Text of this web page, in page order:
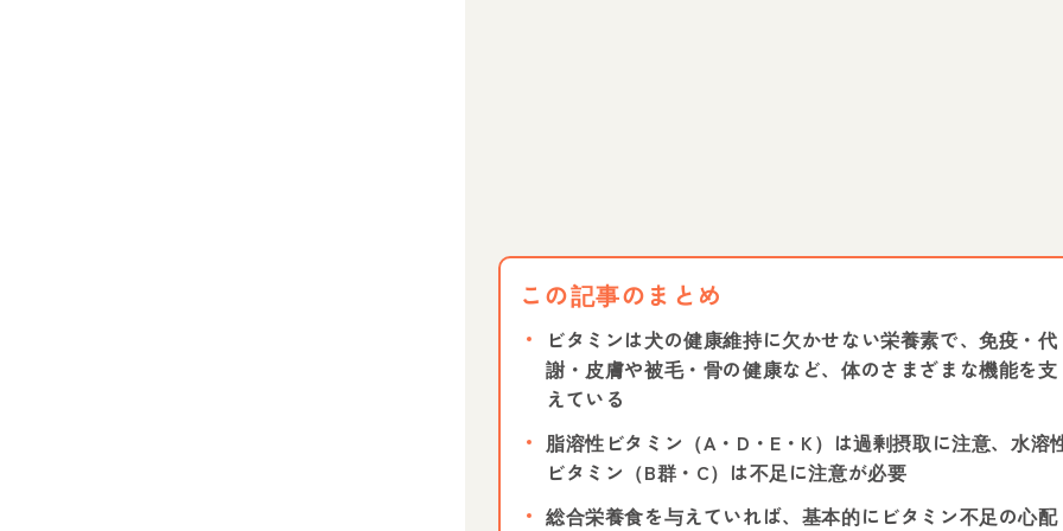
この記事のまとめ
ビタミンは犬の健康維持に欠かせない栄養素で、免疫・代
謝・皮膚や被毛・骨の健康など、体のさまざまな機能を支
えている
脂溶性ビタミン（A・D・E・K）は過剰摂取に注意、水溶
ビタミン（B群・C）は不足に注意が必要
総合栄養食を与えていれば、基本的にビタミン不足の心配